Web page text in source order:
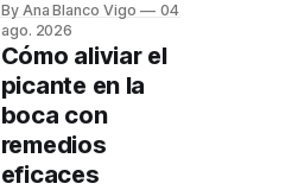
de pollo de
supermercado con la
piel súper crujiente y
la carne tierna y
jugosa.
By Ana Blanco Vigo
04
ago. 2026
Cómo aliviar el
picante en la
boca con
remedios
eficaces